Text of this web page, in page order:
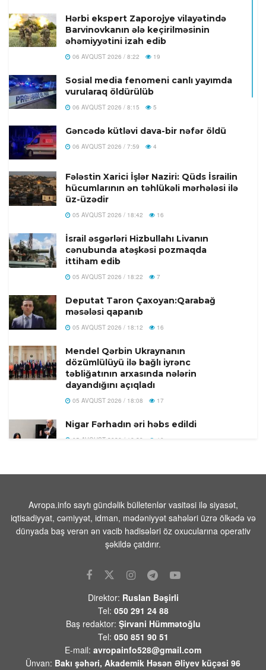
Hərbi ekspert Zaporojye vilayətində
Barvinovkanın ələ keçirilməsinin
əhəmiyyətini izah edib
06 AVQUST 2026 / 8:22 19
Sosial media fenomeni canlı yayımda
vurularaq öldürülüb
06 AVQUST 2026 / 8:15 5
Gəncədə kütləvi dava-bir nəfər öldü
06 AVQUST 2026 / 7:59 4
Fələstin Xarici İşlər Naziri: Qüds İsrailin
hücumlarının ən təhlükəli mərhələsi ilə
üz-üzədir
05 AVQUST 2026 / 18:42 16
İsrail əsgərləri Hizbullahı Livanın
cənubunda atəşkəsi pozmaqda
ittiham edib
05 AVQUST 2026 / 18:22 7
Deputat Taron Çaxoyan:Qarabağ
məsələsi qapanıb
05 AVQUST 2026 / 18:12 16
Mendel Qərbin Ukraynanın
dözümlülüyü ilə bağlı iyrənc
təbliğatının arxasında nələrin
dayandığını açıqladı
05 AVQUST 2026 / 18:08 17
Nigar Fərhadın əri həbs edildi
05 AVQUST 2026 / 16:28 10
Bu gün Xocavəndə növbəti köç
karvanı yola salındı – Foto
05 AVQUST 2026 / 13:22 9
Ali Məhkəmənin hakimi təqaüdə
göndərildi – Foto
05 AVQUST 2026 / 13:17 2
Yeni Zelandiya sahillərində 6,3 bal
gücündə zəlzələ baş verib
05 AVQUST 2026 / 13:00 6
Avropa.info saytı gündəlik bülletenlər vasitəsi ilə siyasət,
iqtisadiyyat, cəmiyyət, idman, mədəniyyət sahələri üzrə ölkədə və
dünyada baş verən ən vacib hadisələri öz oxucularına operativ
şəkildə çatdırır.
Direktor: Ruslan Bəşirli
Tel: 050 291 24 88
Baş redaktor: Şirvani Hümmətoğlu
Tel: 050 851 90 51
E-mail: avropainfo528@gmail.com
Ünvan: Bakı şəhəri, Akademik Həsən Əliyev küçəsi 96